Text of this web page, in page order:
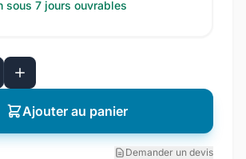
sous 7 jours ouvrables
Ajouter au panier
Demander un devis